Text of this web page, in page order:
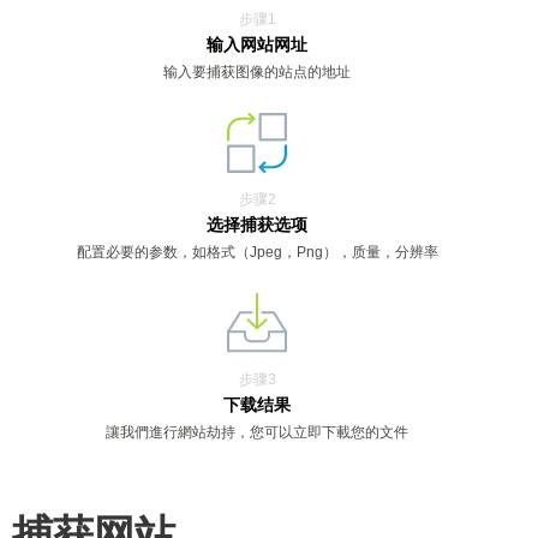
步骤1
输入网站网址
输入要捕获图像的站点的地址
步骤2
选择捕获选项
配置必要的参数，如格式（Jpeg，Png），质量，分辨率
步骤3
下载结果
讓我們進行網站劫持，您可以立即下載您的文件